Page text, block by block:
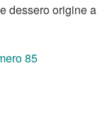
dessero origine a
85